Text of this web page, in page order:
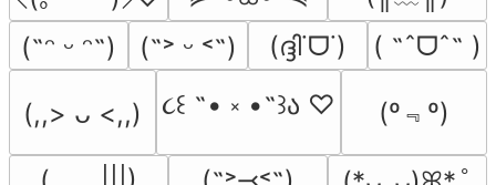
(˶ᵔ ᵕ ᵔ˶)
(˶˃ ᵕ ˂˶) (ദ്ദി˙ᗜ˙) ( ˶ˆᗜˆ˵ )
(,,> ᴗ <,,) ૮꒰ ˶• ༝ •˶꒱ა ♡ (º﹃º)